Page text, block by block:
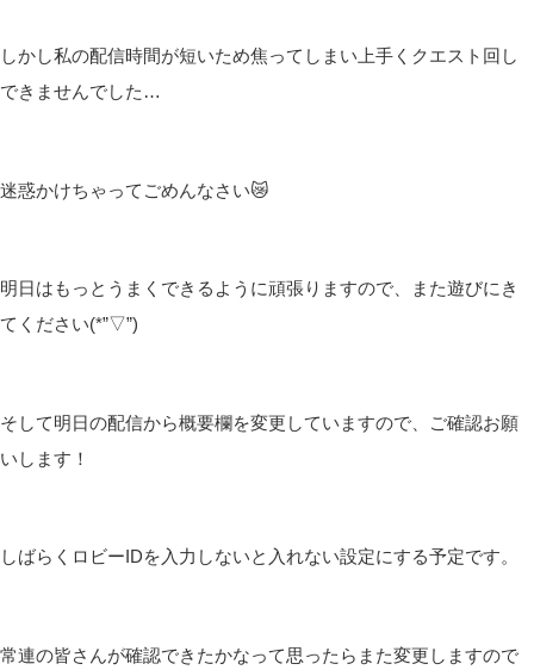
しかし私の配信時間が短いため焦ってしまい上手くクエスト回し
できませんでした…
迷惑かけちゃってごめんなさい😿
明日はもっとうまくできるように頑張りますので、また遊びにき
てください(*”▽”)
そして明日の配信から概要欄を変更していますので、ご確認お願
いします！
しばらくロビーIDを入力しないと入れない設定にする予定です。
常連の皆さんが確認できたかなって思ったらまた変更しますので